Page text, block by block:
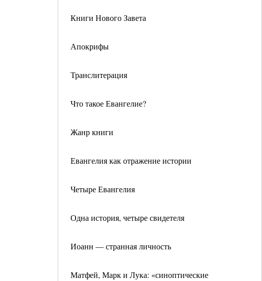
Книги Нового Завета
Апокрифы
Транслитерация
Что такое Евангелие?
Жанр книги
Евангелия как отражение истории
Четыре Евангелия
Одна история, четыре свидетеля
Иоанн — странная личность
Матфей, Марк и Лука: «синоптические